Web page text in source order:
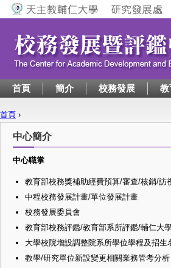
Jump to navigation
首頁 簡介 校務發展 教
您在這裡
首頁 ›
中心簡介
中心職掌
教育部校務獎補助經費預算/審查/核銷/訪
中程校務發展計畫/單位發展計畫
校務發展委員會
教育部校務評鑑/教育部系所評鑑/輔仁大
大學校院增設調整院系所學位學程及招生
教學/研究單位新設變更相關業務管考分析